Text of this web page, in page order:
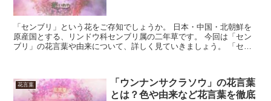
「センブリ」という花をご存知でしょうか。 日本・中国・北朝鮮を
原産国とする、リンドウ科センブリ属の二年草です。 今回は「セン
ブリ」の花言葉や由来について、詳しく見ていきましょう。 「セン
花言葉
「ウンナンサクラソウ」の花言葉
とは？色や由来など花言葉を徹底